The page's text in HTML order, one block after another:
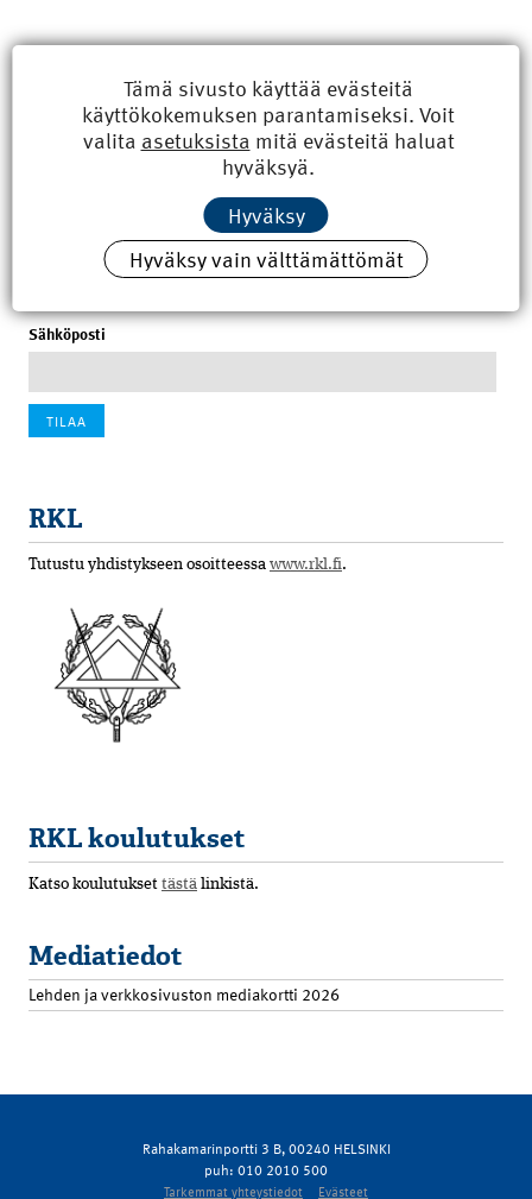
Uusimmat
Kyberisku kiinteistötietoihin haittaisi energiarakentamista
8.6.2026 15:21
100 vuotta sitten: Rajajoen uusi rautatiesilta
Tilaa uutiskirje
Sähköposti
RKL
Tutustu yhdistykseen osoitteessa www.rkl.fi.
RKL koulutukset
Katso koulutukset tästä linkistä.
Mediatiedot
Lehden ja verkkosivuston mediakortti 2026
Rahakamarinportti 3 B, 00240 HELSINKI
puh: 010 2010 500
Tarkemmat yhteystiedot Evästeet
Tämä sivusto käyttää evästeitä
käyttökokemuksen parantamiseksi. Voit
valita asetuksista mitä evästeitä haluat
hyväksyä.
Hyväksy
Hyväksy vain välttämättömät